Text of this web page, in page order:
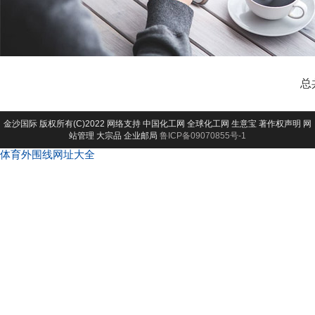
总
金沙国际 版权所有(C)2022 网络支持 中国化工网 全球化工网 生意宝 著作权声明 网
站管理 大宗品 企业邮局 鲁ICP备09070855号-1
体育外围线网址大全